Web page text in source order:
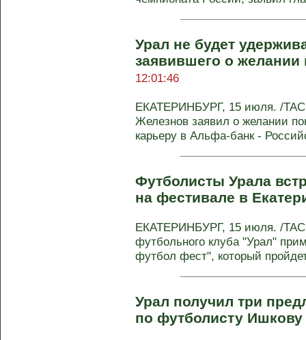
Урал не будет
заявившего о
12:01:46
ЕКАТЕРИНБУРГ, 15 июля. /
Железнов заявил о желании
карьеру в Альфа-банк -
Футболисты Урала
на фестивале в
ЕКАТЕРИНБУРГ, 15 июля. /
футбольного клуба "Урал"
футбол фест", который
Урал получил три
по футболисту Ишкову